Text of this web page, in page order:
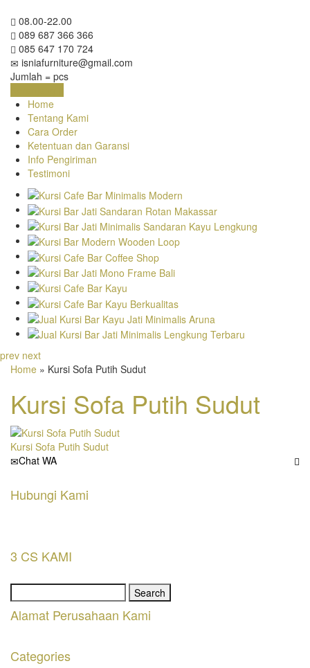
08.00-22.00
089 687 366 366
085 647 170 724
isniafurniture@gmail.com
Jumlah = pcs
Home
Tentang Kami
Cara Order
Ketentuan dan Garansi
Info Pengiriman
Testimoni
prev next
Home » Kursi Sofa Putih Sudut
Kursi Sofa Putih Sudut
Kursi Sofa Putih Sudut
Chat WA
Hubungi Kami
3 CS KAMI
Search
for:
Alamat Perusahaan Kami
Categories